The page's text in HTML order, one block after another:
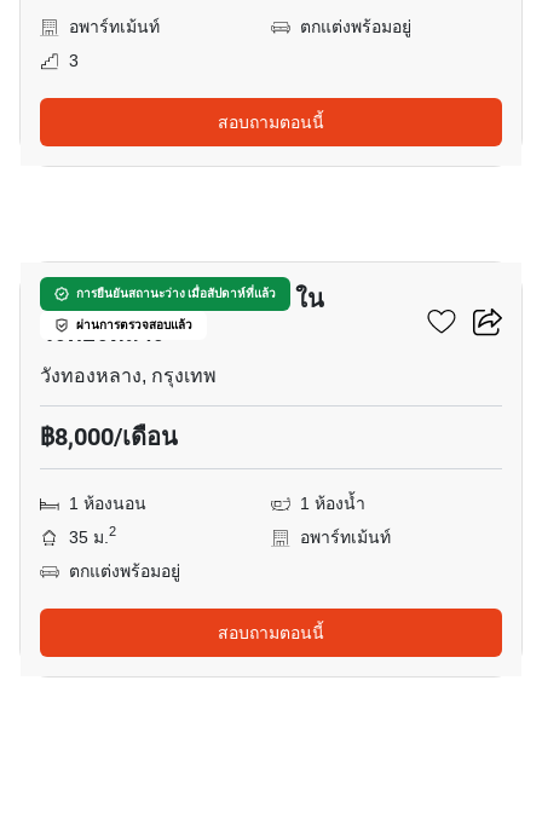
อพาร์ทเม้นท์
ตกแต่งพร้อมอยู่
3
สอบถามตอนนี้
การยืนยันสถานะว่าง เมื่อสัปดาห์ที่แล้ว
ผ่านการตรวจสอบแล้ว
อพาร์ทเมนต์ 1-ห้องนอน ใน
วังทองหลาง
วังทองหลาง, กรุงเทพ
฿8,000/เดือน
1 ห้องนอน
1 ห้องน้ำ
35 ม.2
อพาร์ทเม้นท์
ตกแต่งพร้อมอยู่
สอบถามตอนนี้